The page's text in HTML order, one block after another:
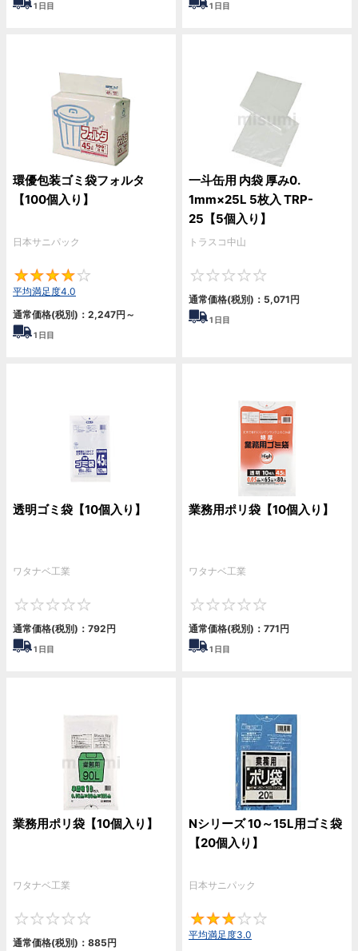
1 日目 1 日目
環優包装ゴミ袋フォルタ
【100個入り】
日本サニパック
平均満足度4.0
通常価格(税別)： 2,247円 ～
1 日目
一斗缶用 内袋 厚み0.
1mm×25L 5枚入 TRP-
25【5個入り】
トラスコ中山
通常価格(税別)： 5,071円
1 日目
透明ゴミ袋【10個入り】
ワタナベ工業
通常価格(税別)： 792円
1 日目
業務用ポリ袋【10個入り】
ワタナベ工業
通常価格(税別)： 771円
1 日目
業務用ポリ袋【10個入り】
ワタナベ工業
通常価格(税別)： 885円
Nシリーズ 10～15L用ゴミ袋
【20個入り】
日本サニパック
平均満足度3.0